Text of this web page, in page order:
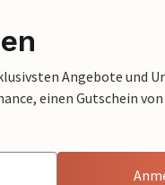
Angebote und
einen Gutschein